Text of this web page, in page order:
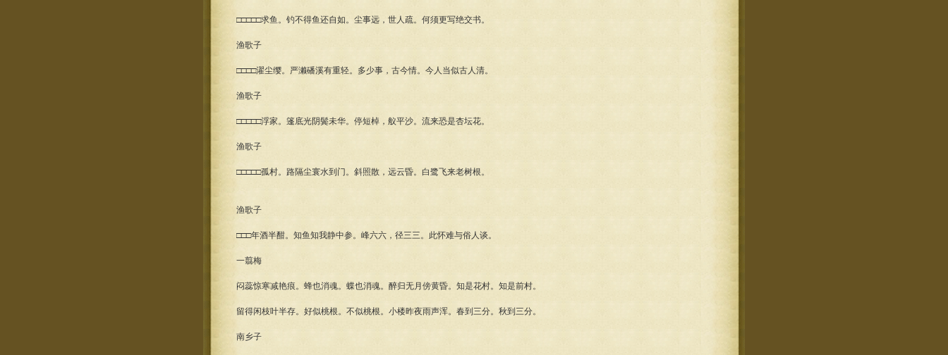
□□□□□求鱼。钓不得鱼还自如。尘事远，世人疏。何须更写绝交书。
渔歌子
□□□□濯尘缨。严濑磻溪有重轻。多少事，古今情。今人当似古人清。
渔歌子
□□□□□浮家。篷底光阴鬓未华。停短棹，舣平沙。流来恐是杏坛花。
渔歌子
□□□□□孤村。路隔尘寰水到门。斜照散，远云昏。白鹭飞来老树根。
渔歌子
□□□年酒半酣。知鱼知我静中参。峰六六，径三三。此怀难与俗人谈。
一翦梅
闷蕊惊寒减艳痕。蜂也消魂。蝶也消魂。醉归无月傍黄昏。知是花村。知是前村。
留得闲枝叶半存。好似桃根。不似桃根。小楼昨夜雨声浑。春到三分。秋到三分。
南乡子